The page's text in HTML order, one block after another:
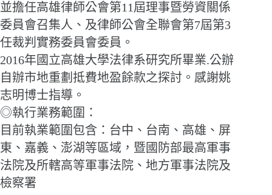
並擔任高雄律師公會第11屆理事暨勞資關係
委員會召集人、及律師公會全聯會第7屆第3
任裁判實務委員會委員。
2016年國立高雄大學法律系研究所畢業.公辦
自辦市地重劃抵費地盈餘款之探討。感謝姚
志明博士指導。
◎執行業務範圍：
目前執業範圍包含：台中、台南、高雄、屏
東、嘉義、澎湖等區域，暨國防部最高軍事
法院及所轄高等軍事法院、地方軍事法院及
檢察署